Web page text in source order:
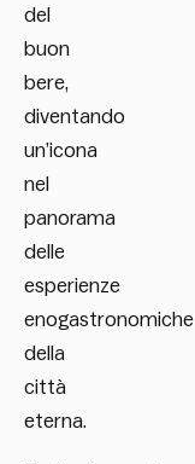
del
buon
bere,
diventando
un’icona
nel
panorama
delle
esperienze
enogastronomiche
della
città
eterna.